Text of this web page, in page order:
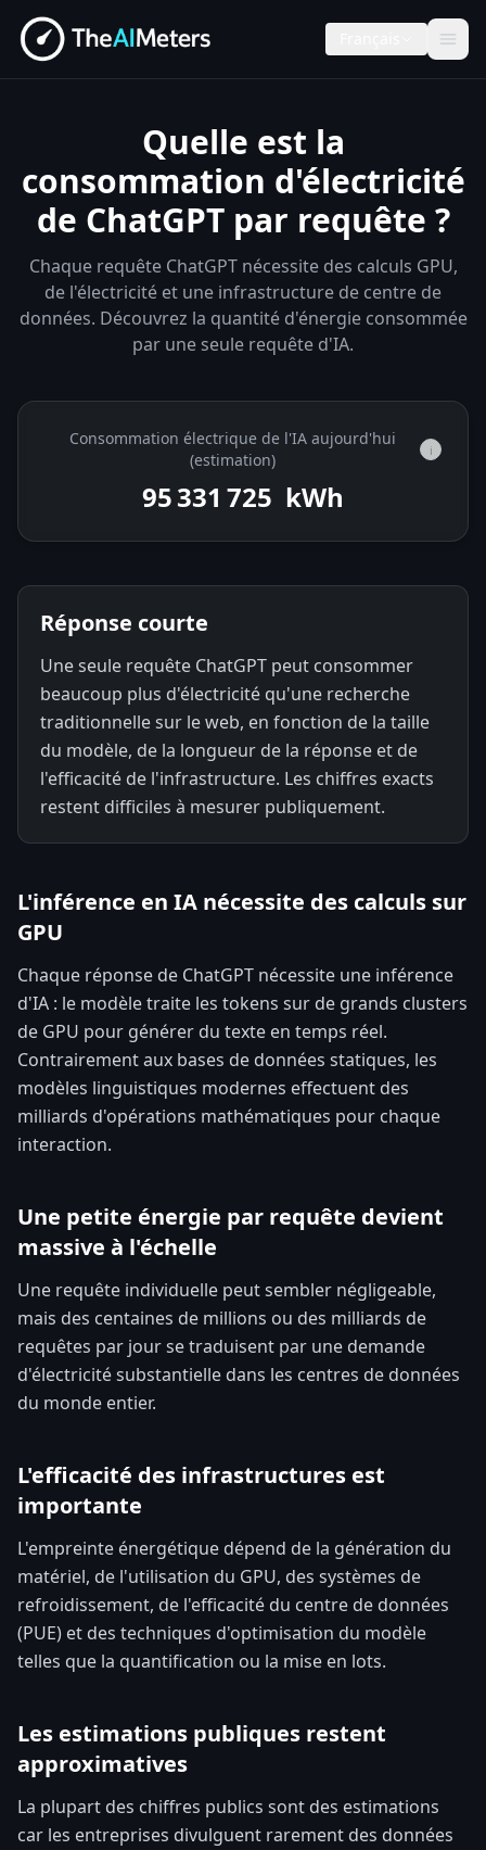
Quelle est la
consommation d'électricité
de ChatGPT par requête ?
Chaque requête ChatGPT nécessite des calculs GPU,
de l'électricité et une infrastructure de centre de
données. Découvrez la quantité d'énergie consommée
par une seule requête d'IA.
Consommation électrique de l'IA aujourd'hui
(estimation)
i
95 332 264 kWh
Réponse courte
Une seule requête ChatGPT peut consommer
beaucoup plus d'électricité qu'une recherche
traditionnelle sur le web, en fonction de la taille
du modèle, de la longueur de la réponse et de
l'efficacité de l'infrastructure. Les chiffres exacts
restent difficiles à mesurer publiquement.
L'inférence en IA nécessite des calculs sur
GPU
Chaque réponse de ChatGPT nécessite une inférence
d'IA : le modèle traite les tokens sur de grands clusters
de GPU pour générer du texte en temps réel.
Contrairement aux bases de données statiques, les
modèles linguistiques modernes effectuent des
milliards d'opérations mathématiques pour chaque
interaction.
Une petite énergie par requête devient
massive à l'échelle
Une requête individuelle peut sembler négligeable,
mais des centaines de millions ou des milliards de
requêtes par jour se traduisent par une demande
d'électricité substantielle dans les centres de données
du monde entier.
L'efficacité des infrastructures est
importante
L'empreinte énergétique dépend de la génération du
matériel, de l'utilisation du GPU, des systèmes de
refroidissement, de l'efficacité du centre de données
(PUE) et des techniques d'optimisation du modèle
telles que la quantification ou la mise en lots.
Les estimations publiques restent
approximatives
La plupart des chiffres publics sont des estimations
car les entreprises divulguent rarement des données